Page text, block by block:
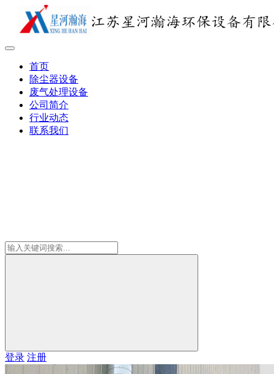
首页
除尘器设备
废气处理设备
公司简介
行业动态
联系我们
登录 注册